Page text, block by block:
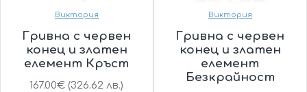
Виктория
Гривна с червен
конец и златен
елемент Кръст
167.00€ (326.62 лв.)
Виктория
Гривна с червен
конец и златен
елемент
Безкрайност